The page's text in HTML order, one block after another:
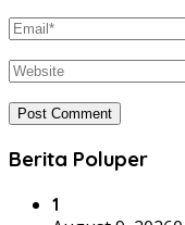
Berita Poluper
1